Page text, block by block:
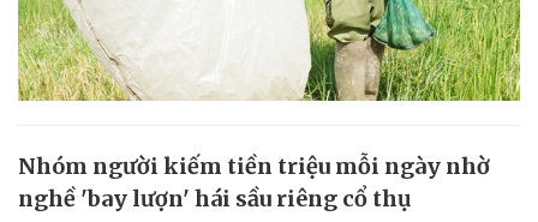
Nhóm người kiếm tiền triệu mỗi ngày nhờ
nghề 'bay lượn' hái sầu riêng cổ thụ